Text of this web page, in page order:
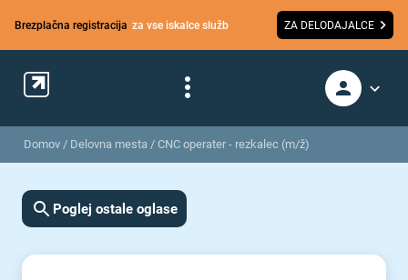
Brezplačna registracija za vse iskalce služb ZA DELODAJALCE
Domov / Delovna mesta / CNC operater - rezkalec (m/ž)
Poglej ostale oglase